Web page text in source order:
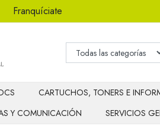
Franquíciate
CARTUCHOS, TONERS E
Y COMUNICACIÓN
SERVICIOS